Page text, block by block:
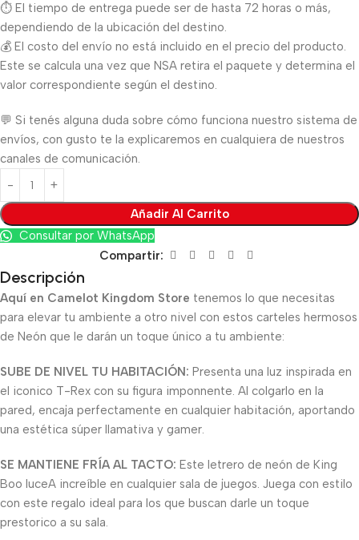
⏱️ El tiempo de entrega puede ser de hasta 72 horas o más,
dependiendo de la ubicación del destino.
💰 El costo del envío no está incluido en el precio del producto.
Este se calcula una vez que NSA retira el paquete y determina el
valor correspondiente según el destino.
💬 Si tenés alguna duda sobre cómo funciona nuestro sistema de
envíos, con gusto te la explicaremos en cualquiera de nuestros
canales de comunicación.
Añadir Al Carrito
Consultar por WhatsApp
Compartir:
Descripción
Aquí en Camelot Kingdom Store tenemos lo que necesitas
para elevar tu ambiente a otro nivel con estos carteles hermosos
de Neón que le darán un toque único a tu ambiente:
SUBE DE NIVEL TU HABITACIÓN: Presenta una luz inspirada en
el iconico T-Rex con su figura imponnente. Al colgarlo en la
pared, encaja perfectamente en cualquier habitación, aportando
una estética súper llamativa y gamer.
SE MANTIENE FRÍA AL TACTO: Este letrero de neón de King
Boo luceA increíble en cualquier sala de juegos. Juega con estilo
con este regalo ideal para los que buscan darle un toque
prestorico a su sala.